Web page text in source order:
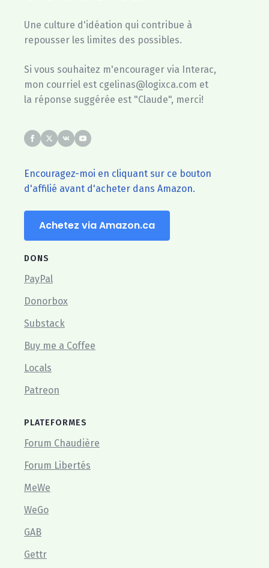
Une culture d'idéation qui contribue à
repousser les limites des possibles.
Si vous souhaitez m'encourager via Interac,
mon courriel est cgelinas@logixca.com et
la réponse suggérée est "Claude", merci!
Encouragez-moi en cliquant sur ce bouton
d'affilié avant d'acheter dans Amazon.
Achetez via Amazon.ca
DONS
PayPal
Donorbox
Substack
Buy me a Coffee
Locals
Patreon
PLATEFORMES
Forum Chaudière
Forum Libertés
MeWe
WeGo
GAB
Gettr